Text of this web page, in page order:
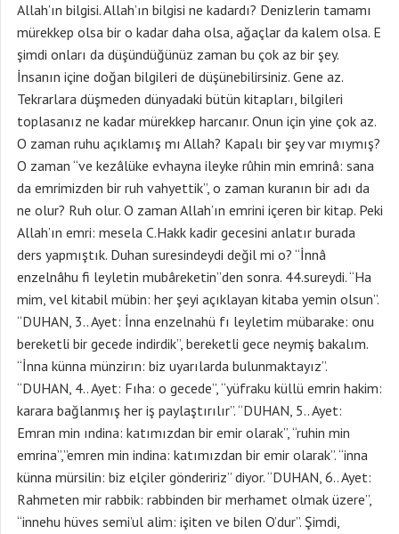
Allah’ın bilgisi. Allah’ın bilgisi ne kadardı? Denizlerin tamamı
mürekkep olsa bir o kadar daha olsa, ağaçlar da kalem olsa. E
şimdi onları da düşündüğünüz zaman bu çok az bir şey.
İnsanın içine doğan bilgileri de düşünebilirsiniz. Gene az.
Tekrarlara düşmeden dünyadaki bütün kitapları, bilgileri
toplasanız ne kadar mürekkep harcanır. Onun için yine çok az.
O zaman ruhu açıklamış mı Allah? Kapalı bir şey var mıymış?
O zaman “ve kezâlüke evhayna ileyke rûhin min emrinâ: sana
da emrimizden bir ruh vahyettik”, o zaman kuranın bir adı da
ne olur? Ruh olur. O zaman Allah’ın emrini içeren bir kitap. Peki
Allah’ın emri: mesela C.Hakk kadir gecesini anlatır burada
ders yapmıştık. Duhan suresindeydi değil mi o? “İnnâ
enzelnâhu fi leyletin mubâreketin”den sonra. 44.sureydi. “Ha
mim, vel kitabil mübin: her şeyi açıklayan kitaba yemin olsun”.
“DUHAN, 3.. Ayet: İnna enzelnahü fı leyletim mübarake: onu
bereketli bir gecede indirdik”, bereketli gece neymiş bakalım.
“İnna künna münzirın: biz uyarılarda bulunmaktayız”.
“DUHAN, 4.. Ayet: Fıha: o gecede”, “yüfraku küllü emrin hakim:
karara bağlanmış her iş paylaştırılır”. “DUHAN, 5.. Ayet:
Emran min ındina: katımızdan bir emir olarak”, “ruhin min
emrina”,”emren min indina: katımızdan bir emir olarak”. “inna
künna mürsilin: biz elçiler göndeririz” diyor. “DUHAN, 6.. Ayet:
Rahmeten mir rabbik: rabbinden bir merhamet olmak üzere”,
“innehu hüves semi’ul alim: işiten ve bilen O’dur”. Şimdi,